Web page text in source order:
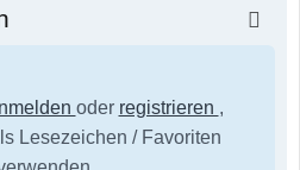
oder registrieren ,
Lesezeichen / Favoriten